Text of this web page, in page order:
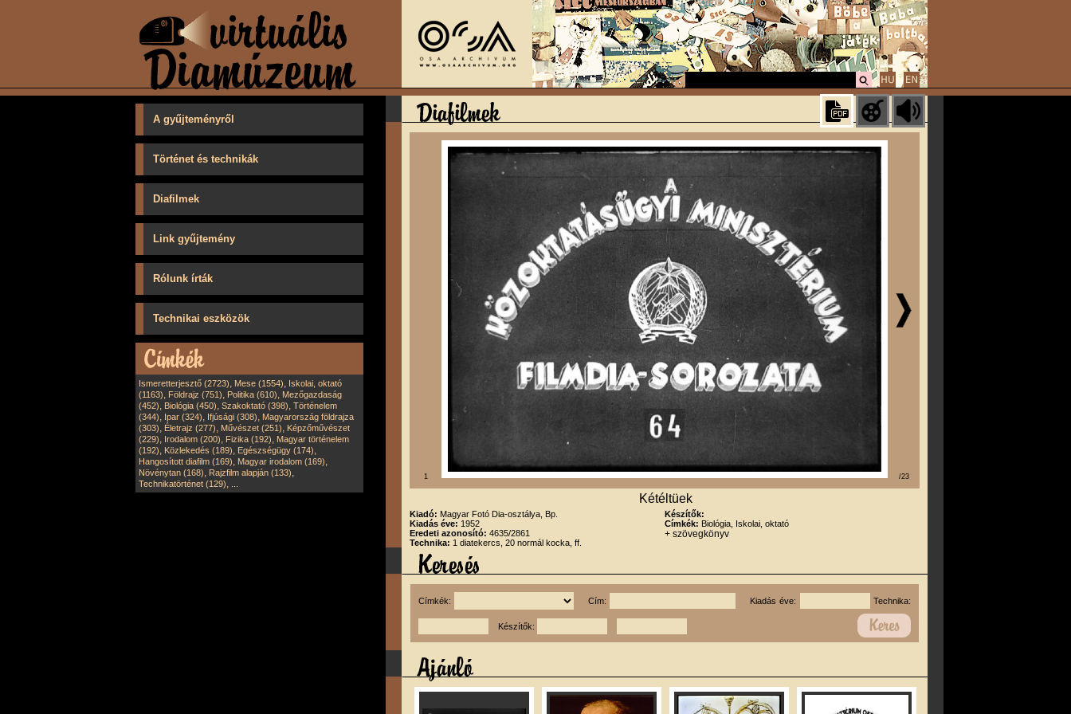
A gyűjteményről
Történet és technikák
Diafilmek
Link gyűjtemény
Rólunk írták
Technikai eszközök
Ismeretterjesztő (2723), Mese (1554), Iskolai, oktató
(1163), Földrajz (751), Politika (610), Mezőgazdaság
(452), Biológia (450), Szakoktató (398), Történelem
(344), Ipar (324), Ifjúsági (308), Magyarország földrajza
(303), Életrajz (277), Művészet (251), Képzőművészet
(229), Irodalom (200), Fizika (192), Magyar történelem
(192), Közlekedés (189), Egészségügy (174),
Hangosított diafilm (169), Magyar irodalom (169),
Növénytan (168), Rajzfilm alapján (133),
Technikatörténet (129),
1 /23
Kétéltüek
Kiadó: Magyar Fotó Dia-osztálya, Bp.
Kiadás éve: 1952
Eredeti azonosító: 4635/2861
Technika: 1 diatekercs, 20 normál kocka, ff.
Készítők:
Címkék: Biológia, Iskolai, oktató
+ szövegkönyv
Címkék: Cím: Kiadás éve: Technika:
Készítők: